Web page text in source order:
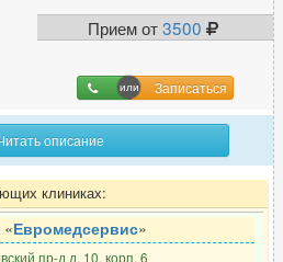
Прием от3500
Записаться
описание
клиниках:
Евромедсервис»
пр-д д. 10, корп. 6